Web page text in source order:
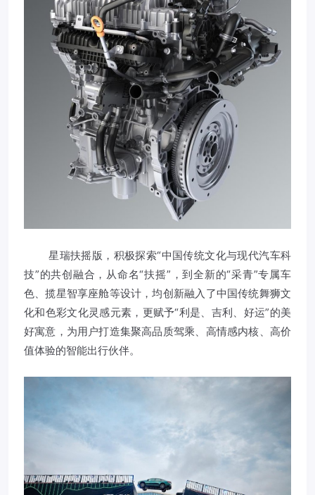
星瑞扶摇版，积极探索“中国传统文化与现代汽车科
技”的共创融合，从命名“扶摇”，到全新的“采青”专属车
色、揽星智享座舱等设计，均创新融入了中国传统舞狮文
化和色彩文化灵感元素，更赋予“利是、吉利、好运”的美
好寓意，为用户打造集聚高品质驾乘、高情感内核、高价
值体验的智能出行伙伴。